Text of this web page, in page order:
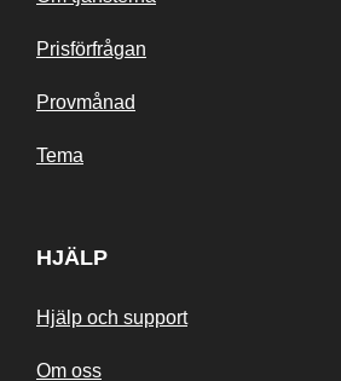
Prisförfrågan
Provmånad
Tema
HJÄLP
Hjälp och support
Om oss